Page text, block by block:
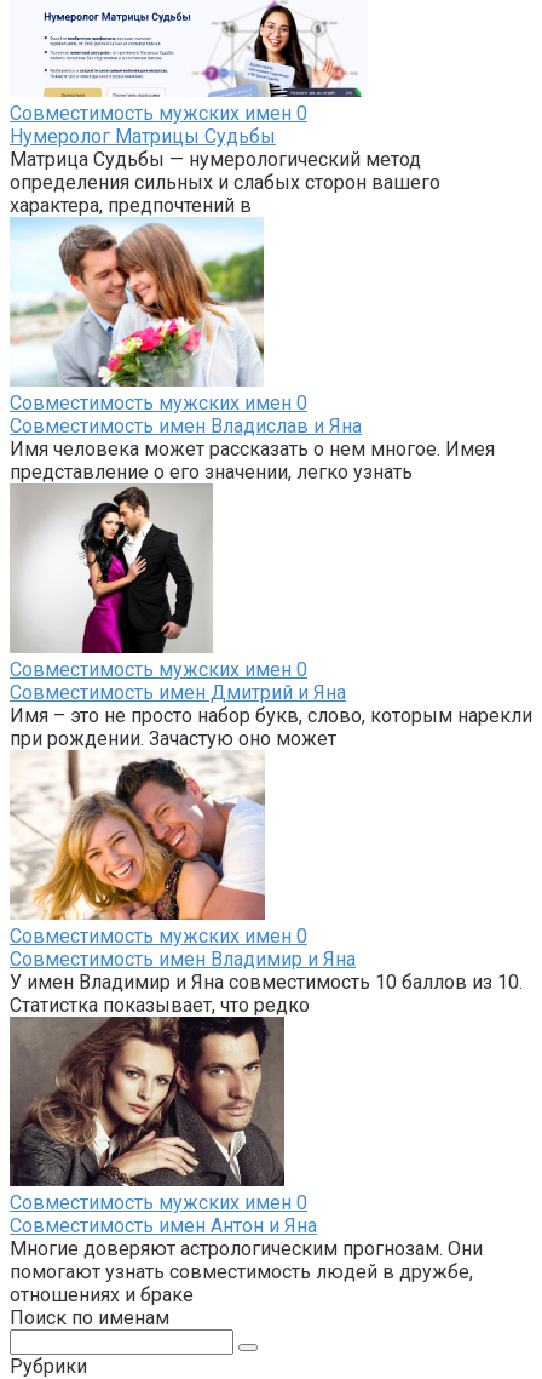
Совместимость мужских имен 0
Нумеролог Матрицы Судьбы
Матрица Судьбы — нумерологический метод
определения сильных и слабых сторон вашего
характера, предпочтений в
Совместимость мужских имен 0
Совместимость имен Владислав и Яна
Имя человека может рассказать о нем многое. Имея
представление о его значении, легко узнать
Совместимость мужских имен 0
Совместимость имен Дмитрий и Яна
Имя – это не просто набор букв, слово, которым нарекли
при рождении. Зачастую оно может
Совместимость мужских имен 0
Совместимость имен Владимир и Яна
У имен Владимир и Яна совместимость 10 баллов из 10.
Статистка показывает, что редко
Совместимость мужских имен 0
Совместимость имен Антон и Яна
Многие доверяют астрологическим прогнозам. Они
помогают узнать совместимость людей в дружбе,
отношениях и браке
Поиск по именам
Рубрики